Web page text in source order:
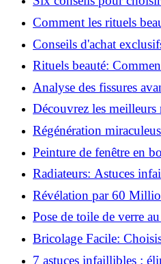
basse pression
Comment les rituels
créent des moments pour
Conseils d'achat
peinture basse pression
Rituels beauté:
chouchoutent votre âme!
Analyse des fissures
préparer vos surfaces!
Découvrez les
dès 6,70 €!
Régénération
régénérative peut
Peinture de fenêtre en
techniques infaillibles
Radiateurs: Astuces
tuyaux apparents!
Révélation par 60
Découvrez le sérum
Pose de toile de verre
pour débutants!
Bricolage Facile:
pour Chaque Matériau!
7 astuces infaillibles :